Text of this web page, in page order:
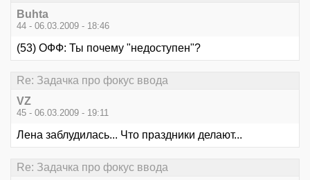
Buhta
44 - 06.03.2009 - 18:46
(53) ОФФ: Ты почему "недоступен"?
Re: Задачка про фокус ввода
VZ
45 - 06.03.2009 - 19:11
Лена заблудилась... Что праздники делают...
Re: Задачка про фокус ввода